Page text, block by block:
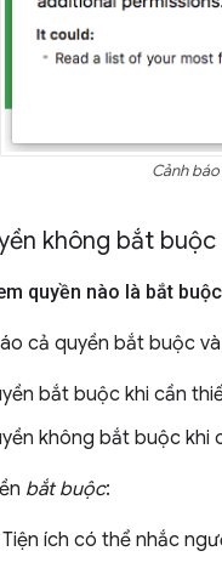
Cảnh
không bắt buộc
quyền nào là bắt
cả quyền bắt buộc
bắt buộc khi cần
không bắt buộc
bắt buộc:
Tiện ích có thể nhắc